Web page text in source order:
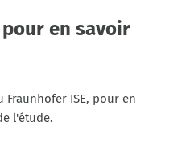
en savoir
Fraunhofer ISE, pour en
l'étude.